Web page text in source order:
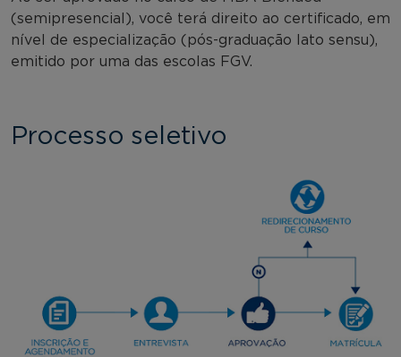
(semipresencial), você terá direito ao certificado, em
nível de especialização (pós-graduação lato sensu),
emitido por uma das escolas FGV.
Processo seletivo